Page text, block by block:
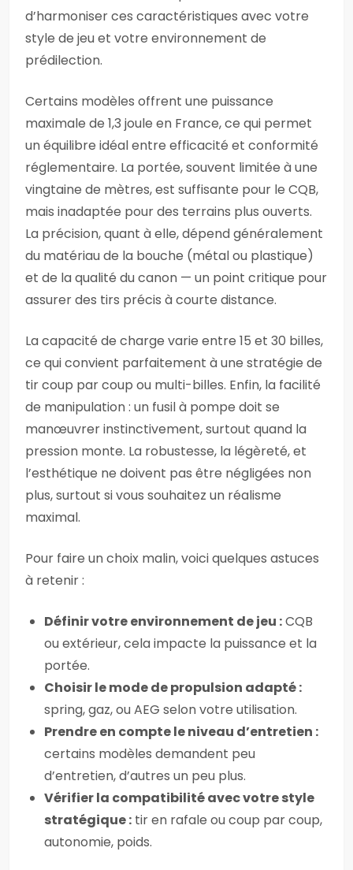
d’harmoniser ces caractéristiques avec votre
style de jeu et votre environnement de
prédilection.
Certains modèles offrent une puissance
maximale de 1,3 joule en France, ce qui permet
un équilibre idéal entre efficacité et conformité
réglementaire. La portée, souvent limitée à une
vingtaine de mètres, est suffisante pour le CQB,
mais inadaptée pour des terrains plus ouverts.
La précision, quant à elle, dépend généralement
du matériau de la bouche (métal ou plastique)
et de la qualité du canon — un point critique pour
assurer des tirs précis à courte distance.
La capacité de charge varie entre 15 et 30 billes,
ce qui convient parfaitement à une stratégie de
tir coup par coup ou multi-billes. Enfin, la facilité
de manipulation : un fusil à pompe doit se
manœuvrer instinctivement, surtout quand la
pression monte. La robustesse, la légèreté, et
l’esthétique ne doivent pas être négligées non
plus, surtout si vous souhaitez un réalisme
maximal.
Pour faire un choix malin, voici quelques astuces
à retenir :
Définir votre environnement de jeu :CQB
ou extérieur, cela impacte la puissance et la
portée.
Choisir le mode de propulsion adapté :
spring, gaz, ou AEG selon votre utilisation.
Prendre en compte le niveau d’entretien :
certains modèles demandent peu
d’entretien, d’autres un peu plus.
Vérifier la compatibilité avec votre style
stratégique : tir en rafale ou coup par coup,
autonomie, poids.